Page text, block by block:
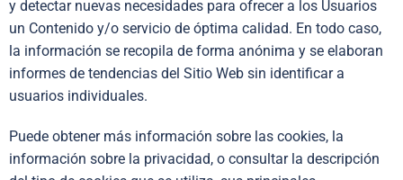
y detectar nuevas necesidades para ofrecer a los Usuarios
un Contenido y/o servicio de óptima calidad. En todo caso,
la información se recopila de forma anónima y se elaboran
informes de tendencias del Sitio Web sin identificar a
usuarios individuales.
Puede obtener más información sobre las cookies, la
información sobre la privacidad, o consultar la descripción